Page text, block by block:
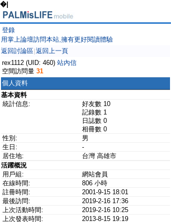
�|
登錄
用掌上論壇訪問本站,擁有更好閱讀體驗
返回討論區 返回上一頁
rex1112 (UID: 460) 站內信
空間訪問量 31
個人資料
基本資料
統計信息:
好友數 10
記錄數 1
日誌數 0
相冊數 0
性別:
男
生日:
-
居住地:
台灣 高雄市
活躍概況
用戶組:
網站會員
在線時間:
806 小時
註冊時間:
2001-9-15 18:01
最後訪問:
2019-2-16 17:36
上次活動時間:
2019-2-16 10:25
上次發表時間:
2013-8-15 19:19